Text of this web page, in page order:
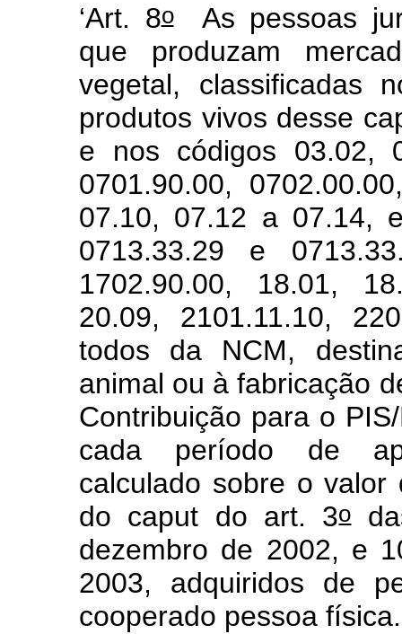
‘Art. 8oAs pessoas
que produzam
vegetal, classificadas
produtos vivos desse
e nos códigos 03.02,
0701.90.00,
07.10, 07.12 a 07.14,
0713.33.29 e
1702.90.00, 18.01,
20.09, 2101.11.10,
todos da NCM,
animal ou à fabricação
Contribuição para o
cada período de
calculado sobre o
do caput do art. 3o
dezembro de 2002, e
2003, adquiridos de
cooperado pessoa física.